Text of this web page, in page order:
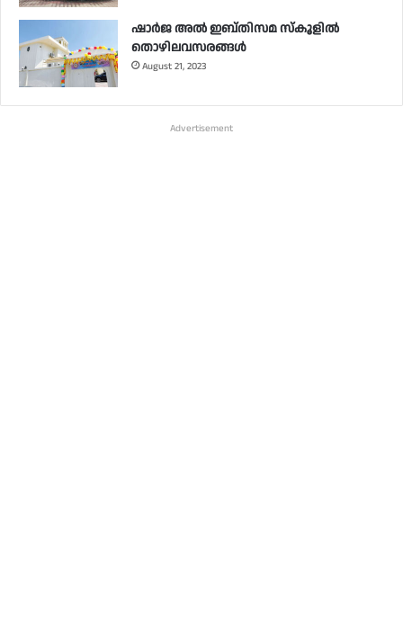
ഷാർജ അൽ ഇബ്തിസമ സ്‌കൂളിൽ
തൊഴിലവസരങ്ങൾ
August 21, 2023
Advertisement